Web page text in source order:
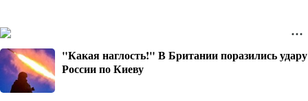
"Какая наглость!" В Британии поразились удару
России по Киеву